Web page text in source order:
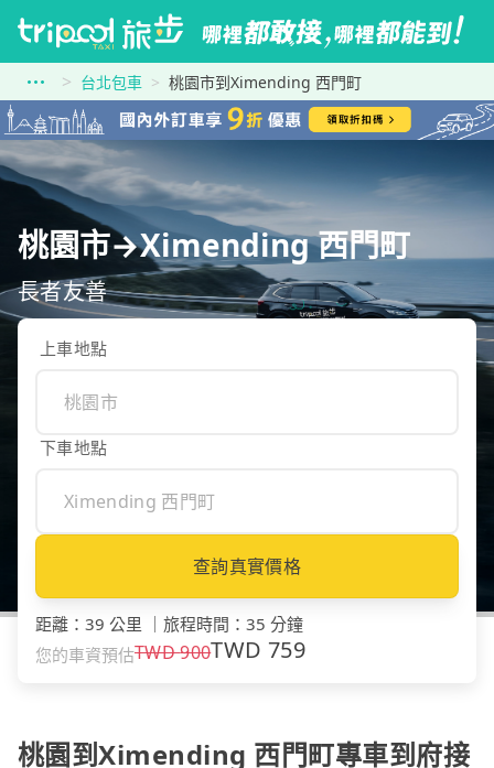
台北包車 桃園市到Ximending 西門町
桃園市→Ximending 西門町
長者友善
上車地點
下車地點
查詢真實價格
距離 ： 39 公里 旅程時間 ： 35 分鐘
您的車資預估TWD900TWD 759
桃園到Ximending 西門町專車到府接